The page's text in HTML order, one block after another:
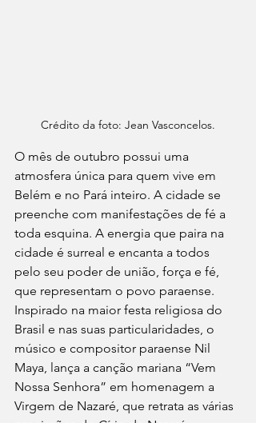
Crédito da foto: Jean Vasconcelos.
O mês de outubro possui uma
atmosfera única para quem vive em
Belém e no Pará inteiro. A cidade se
preenche com manifestações de fé a
toda esquina. A energia que paira na
cidade é surreal e encanta a todos
pelo seu poder de união, força e fé,
que representam o povo paraense.
Inspirado na maior festa religiosa do
Brasil e nas suas particularidades, o
músico e compositor paraense Nil
Maya, lança a canção mariana “Vem
Nossa Senhora” em homenagem a
Virgem de Nazaré, que retrata as várias